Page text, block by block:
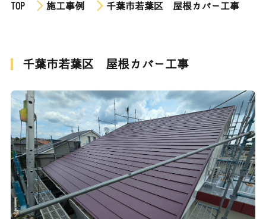
TOP 施工事例 千葉市若葉区 屋根カバー工事
千葉市若葉区 屋根カバー工事